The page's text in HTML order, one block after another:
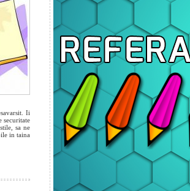
Ii
securitate
sa ne
in taina